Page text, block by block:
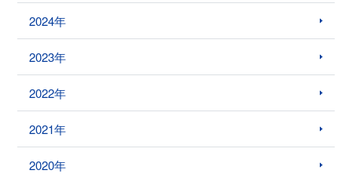
2024年
2023年
2022年
2021年
2020年